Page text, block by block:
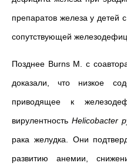
препаратов железа у детей
сопутствующей
Позднее Burns M. с
доказали, что низкое
приводящее к
вирулентностьHelicobacter
рака желудка. Они
развитию анемии,